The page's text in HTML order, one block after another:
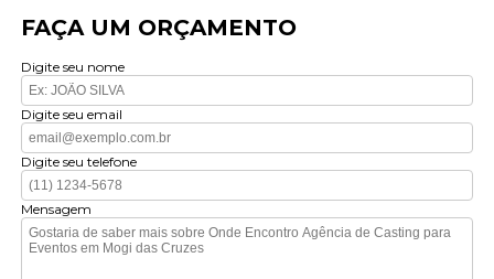
FAÇA UM ORÇAMENTO
Digite seu nome
Digite seu email
Digite seu telefone
Mensagem